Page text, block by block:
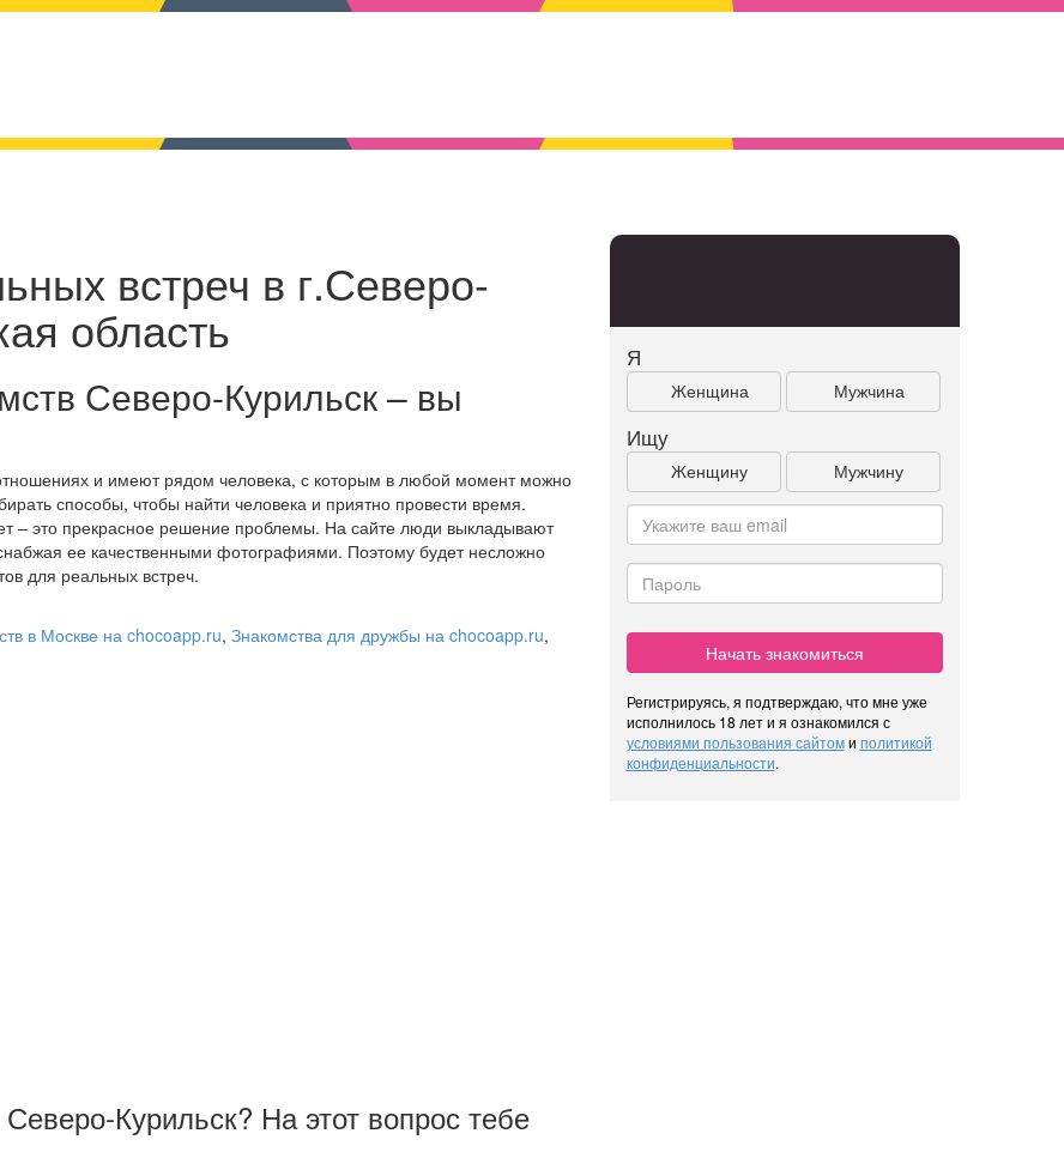
встреч в г.Северо-
область
Северо-Курильск – вы
и имеют рядом человека, с которым в любой момент можно
способы, чтобы найти человека и приятно провести время.
– это прекрасное решение проблемы. На сайте люди выкладывают
ее качественными фотографиями. Поэтому будет несложно
для реальных встреч.
в Москве на chocoapp.ru, Знакомства для дружбы на chocoapp.ru,
Курильск? На этот вопрос тебе
Я
Женщина Мужчина
Ищу
Женщину Мужчину
Начать знакомиться
Регистрируясь, я подтверждаю, что мне уже
исполнилось 18 лет и я ознакомился с
условиями пользования сайтоми политикой
конфиденциальности.